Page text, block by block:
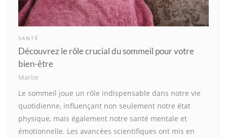
SANTÉ
Découvrez le rôle crucial du sommeil pour votre
bien-être
Marise
Le sommeil joue un rôle indispensable dans notre vie
quotidienne, influençant non seulement notre état
physique, mais également notre santé mentale et
émotionnelle. Les avancées scientifiques ont mis en